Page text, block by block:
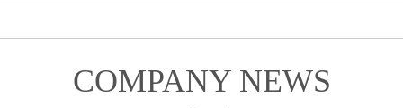
COMPANY NEWS